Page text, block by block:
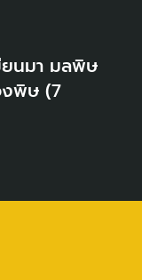
ยนมา มลพิษ
งพิษ (7